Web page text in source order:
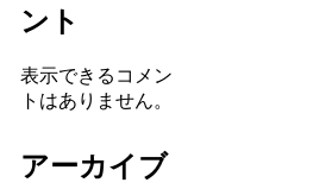
ント
表示できるコメン
トはありません。
アーカイブ